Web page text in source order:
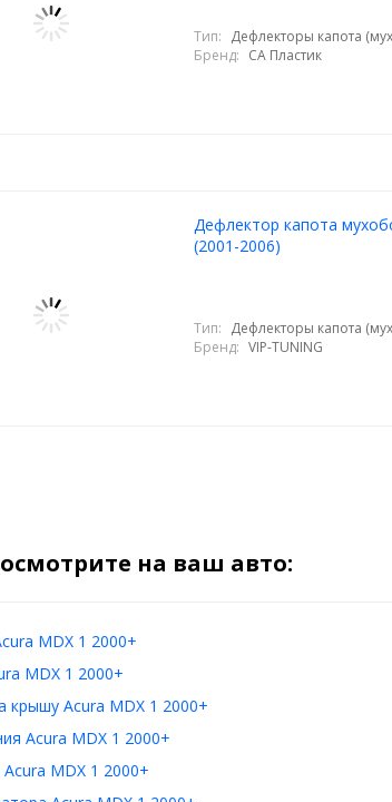
Тип: Дефлекторы капота
Бренд: СА Пластик
Дефлектор капота
(2001-2006)
Тип: Дефлекторы капота
Бренд: VIP-TUNING
на ваш авто:
MDX 1 2000+
MDX 1 2000+
крышу Acura MDX 1 2000+
Acura MDX 1 2000+
MDX 1 2000+